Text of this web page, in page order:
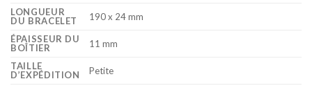
LONGUEUR
DU BRACELET
190 x 24 mm
ÉPAISSEUR DU
BOÎTIER
11 mm
TAILLE
D’EXPÉDITION
Petite